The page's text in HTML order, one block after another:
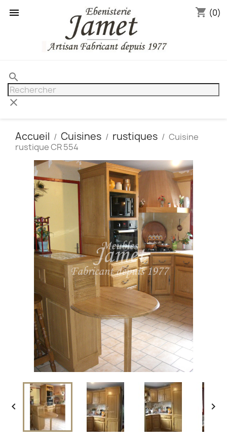
 shopping_cart (0)
search
clear
Accueil Cuisines rustiques
Cuisine
rustique CR 554
 